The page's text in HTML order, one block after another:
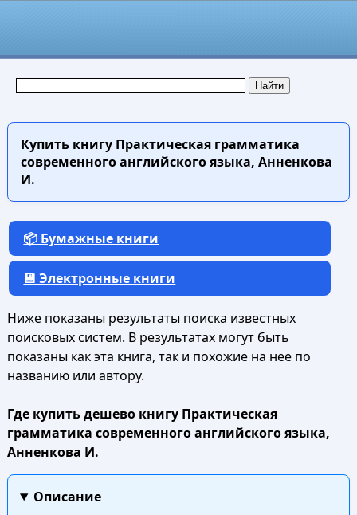
Купить книгуПрактическая грамматика
современного английского языка, Анненкова
И.
📦 Бумажные книги
💾 Электронные книги
Ниже показаны результаты поиска известных
поисковых систем. В результатах могут быть
показаны как эта книга, так и похожие на нее по
названию или автору.
Где купить дешево книгу Практическая
грамматика современного английского языка,
Анненкова И.
Описание